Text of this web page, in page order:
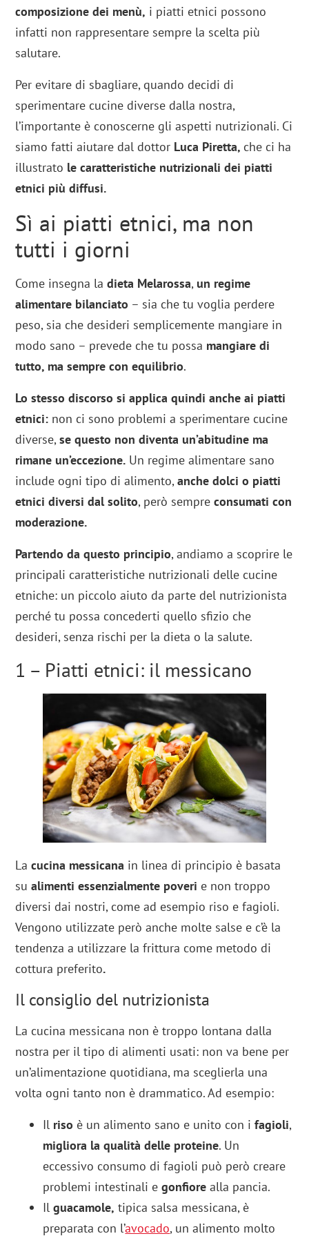
composizione dei menù, i piatti etnici possono
infatti non rappresentare sempre la scelta più
salutare.
Per evitare di sbagliare, quando decidi di
sperimentare cucine diverse dalla nostra,
l’importante è conoscerne gli aspetti nutrizionali. Ci
siamo fatti aiutare dal dottor Luca Piretta, che ci ha
illustrato le caratteristiche nutrizionali dei piatti
etnici più diffusi.
Sì ai piatti etnici, ma non
tutti i giorni
Come insegna ladieta Melarossa, un regime
alimentare bilanciato – sia che tu voglia perdere
peso, sia che desideri semplicemente mangiare in
modo sano – prevede che tu possa mangiare di
tutto, ma sempre con equilibrio.
Lo stesso discorso si applica quindi anche ai piatti
etnici: non ci sono problemi a sperimentare cucine
diverse,se questo non diventa un’abitudine ma
rimane un’eccezione. Un regime alimentare sano
include ogni tipo di alimento,anche dolci o piatti
etnici diversi dal solito, però sempreconsumati con
moderazione.
Partendo da questo principio, andiamo a scoprire le
principali caratteristiche nutrizionali delle cucine
etniche: un piccolo aiuto da parte del nutrizionista
perché tu possa concederti quello sfizio che
desideri, senza rischi per la dieta o la salute.
1 – Piatti etnici: il messicano
Lacucina messicana in linea di principio è basata
sualimenti essenzialmente poveri e non troppo
diversi dai nostri, come ad esempio riso e fagioli.
Vengono utilizzate però anche molte salse e c’è la
tendenza a utilizzare la frittura come metodo di
cottura preferito.
Il consiglio del nutrizionista
La cucina messicana non è troppo lontana dalla
nostra per il tipo di alimenti usati: non va bene per
un’alimentazione quotidiana, ma sceglierla una
volta ogni tanto non è drammatico. Ad esempio:
Il riso è un alimento sano e unito con ifagioli,
migliora la qualità delle proteine. Un
eccessivo consumo di fagioli può però creare
problemi intestinali egonfiore alla pancia.
Il guacamole, tipica salsa messicana, è
preparata con l’avocado, un alimento molto